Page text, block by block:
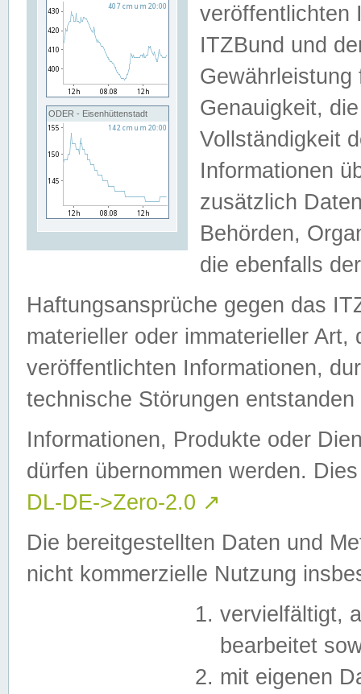
ODER - Eisenhüttenstadt
veröffentlichten
ITZBund und
Genauigkeit,
Vollständigkeit
Informationen
zusätzlich
Behörden,
die ebenfalls
Haftungsansprüche gegen das
materieller oder immaterieller
veröffentlichten Informationen,
technische Störungen
Informationen, Produkte oder
dürfen übernommen werden.
DL-DE->Zero-2.0 ↗
Die bereitgestellten Daten und
nicht kommerzielle Nutzung
vervielfältigt,
bearbeitet
mit eigenen